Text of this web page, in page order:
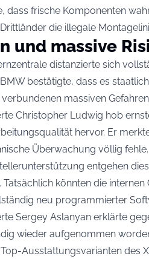
dass frische Komponenten
die illegale
und massive
distanzierte sich
bestätigte, dass es
massiven
Christopher Ludwig hob
hervor. Er
Überwachung völlig fehle.
entgehen
Tatsächlich könnten die
neu programmierter
Sergey Aslanyan erklärte
wieder aufgenommen
Ausstattungsvarianten des